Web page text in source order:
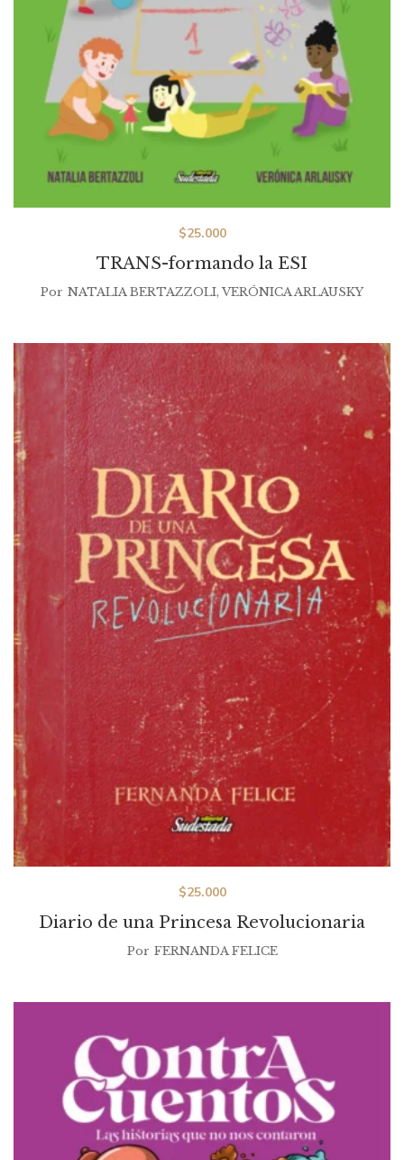
TRANS-formando la ESI
$25.000
Por NATALIA BERTAZZOLI, VERÓNICA ARLAUSKY
Diario de una Princesa Revolucionaria
$25.000
Por FERNANDA FELICE